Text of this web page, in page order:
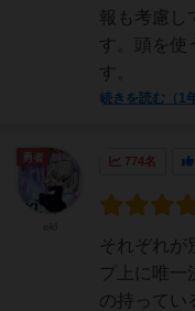
報も考慮し
す。頭を使
す。
続きを読む（1
774名
それぞれが
プ上に唯一
の持ってい